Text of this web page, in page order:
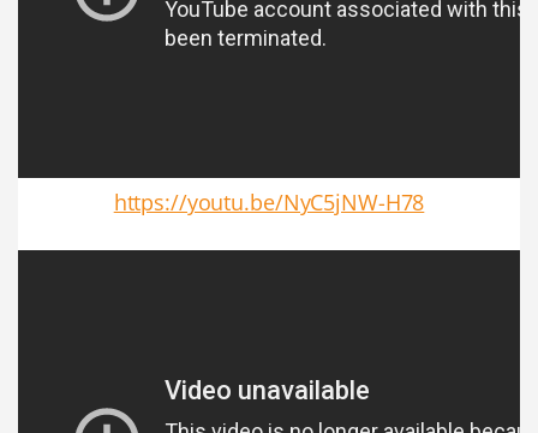
https://youtu.be/NyC5jNW-H78